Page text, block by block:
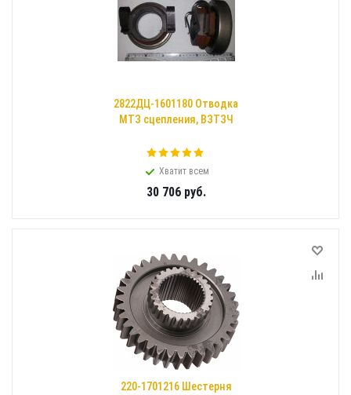
2822ДЦ-1601180 Отводка
МТЗ сцепления, ВЗТЗЧ
Хватит всем
30 706руб.
220-1701216 Шестерня